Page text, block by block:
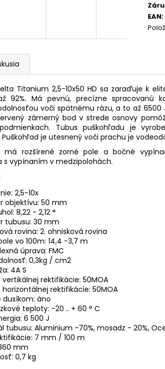
EAN:
Titanium 2,5-10x50 HD sa zaraďuje k
92%. Má pevnú, precízne spracovanú
voči spätnému rázu, a to až 6500
zámerný bod v strede osnovy
Tubus puškohľadu je
je utesnený voči prachu je
má rozšírené zorné pole a bočné
s vypínaním v medzipolohách.
2,5-10x
objektívu: 50 mm
8,22 - 2,12 °
tubusu: 30 mm
rovina: 2. ohnisková rovina
vo 100m: 14,4 -3,7 m
úprava: FMC
0,3kg / cm2
4A S
vertikálnej rektifikácie: 50MOA
horizontálnej rektifikácie: 50MOA
dusíkom: áno
teploty: -20 .. + 60 ° C
6 500 J
tubusu: Aluminium -70%, mosadz - 20%,
7 mm / 100 m
mm
0,7 kg